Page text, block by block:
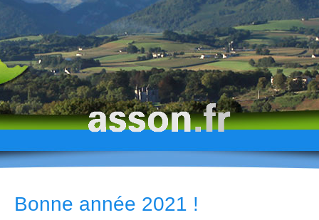
VIE LOCALE
ENFANCE
TOURISME
HISTOIRE
Bonne année 2021 !